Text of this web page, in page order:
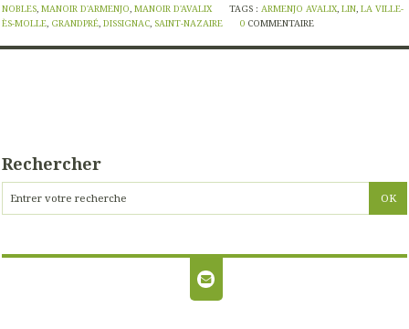
NOBLES, MANOIR D'ARMENJO, MANOIR D'AVALIX TAGS :ARMENJO AVALIX,LIN,LA VILLE-
ÈS-MOLLE, GRANDPRÉ, DISSIGNAC, SAINT-NAZAIRE 0 COMMENTAIRE
Rechercher